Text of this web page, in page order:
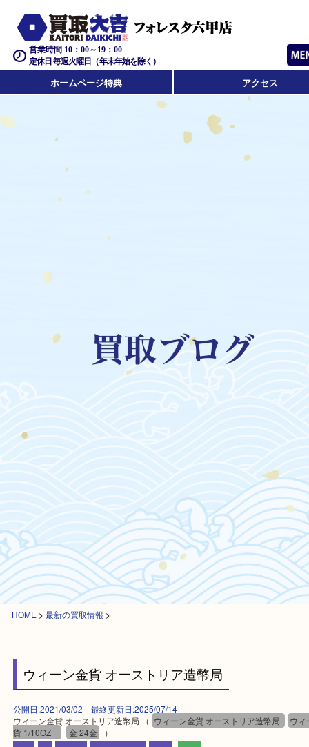
営業時間 10：00～19：00
定休日 毎週火曜日（年末年始を除く）
ホームページ特典 アクセス
HOME
ウィーン金貨 オーストリア造幣局